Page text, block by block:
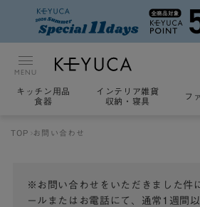
MENU
キッチン用品
食器
インテリア雑貨
収納・寝具
フ
TOP お問い合わせ
※お問い合わせをいただきました件
ールまたはお電話にて、通常1週間